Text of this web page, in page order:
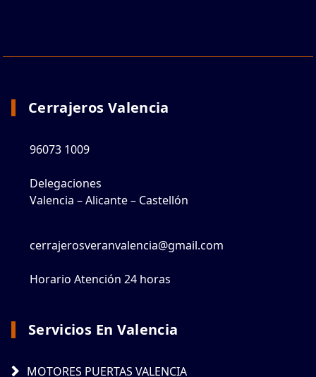
Cerrajeros Valencia
96073 1009
Delegaciones
Valencia – Alicante – Castellón
cerrajerosveranvalencia@gmail.com
Horario Atención 24 horas
Servicios En Valencia
MOTORES PUERTAS VALENCIA